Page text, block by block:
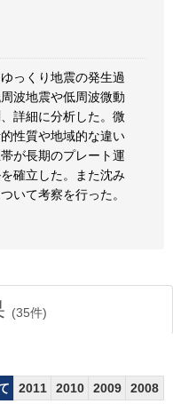
っくり地震の発生過
波地震や低周波微動
詳細に分析した。微
性質や地域的な違い
が長期のプレート運
確立した。また沈み
いて考察を行った。
(35件)
2011 2010 2009
2008